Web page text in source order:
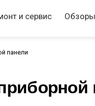
и сервис Обзоры
панели